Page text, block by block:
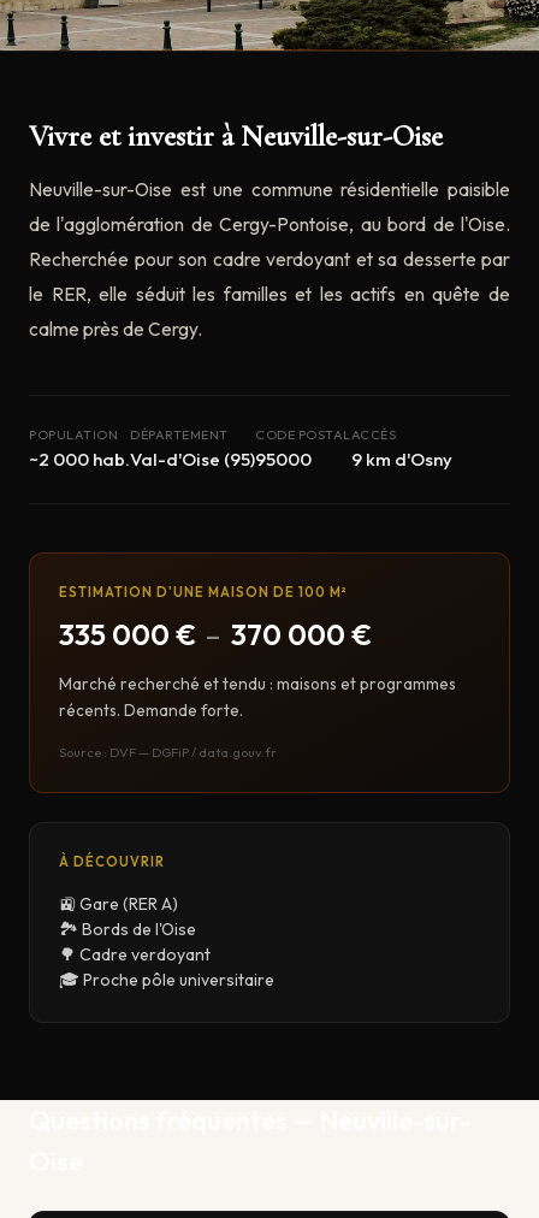
Vivre et investir à Neuville-sur-Oise
Neuville-sur-Oise est une commune résidentielle paisible
de l'agglomération de Cergy-Pontoise, au bord de l'Oise.
Recherchée pour son cadre verdoyant et sa desserte par
le RER, elle séduit les familles et les actifs en quête de
calme près de Cergy.
POPULATION
~2 000 hab.
DÉPARTEMENT
Val-d'Oise (95)
CODE POSTAL
95000
ACCÈS
9 km d'Osny
ESTIMATION D'UNE MAISON DE 100 M²
335 000 € – 370 000 €
Marché recherché et tendu : maisons et programmes
récents. Demande forte.
Source : DVF — DGFiP / data.gouv.fr
À DÉCOUVRIR
🚉 Gare (RER A)
🏞️ Bords de l'Oise
🌳 Cadre verdoyant
🎓 Proche pôle universitaire